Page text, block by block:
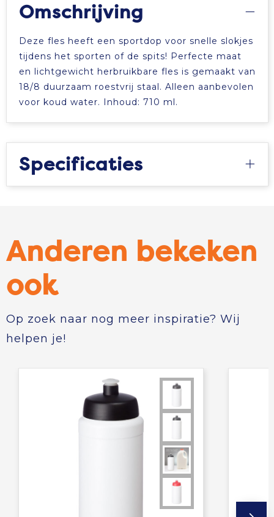
Omschrijving
Deze fles heeft een sportdop voor snelle slokjes
tijdens het sporten of de spits! Perfecte maat
en lichtgewicht herbruikbare fles is gemaakt van
18/8 duurzaam roestvrij staal. Alleen aanbevolen
voor koud water. Inhoud: 710 ml.
Specificaties
Anderen bekeken
ook
Op zoek naar nog meer inspiratie? Wij
helpen je!